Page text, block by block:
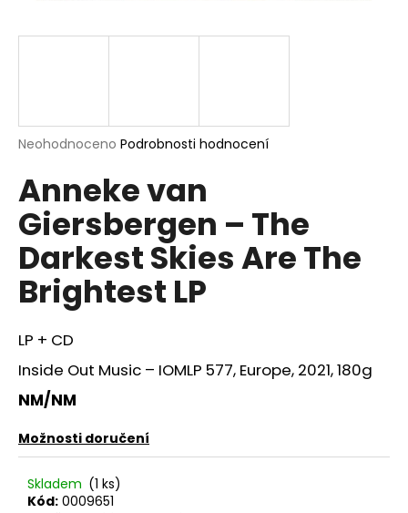
Průměrné
produktu
je
0,0
z
5
hvězdiček.
Neohodnoceno Podrobnosti hodnocení
Anneke van
Giersbergen – The
Darkest Skies Are The
Brightest LP
LP + CD
Inside Out Music – IOMLP 577, Europe, 2021, 180g
NM/NM
Možnosti doručení
Skladem (1 ks)
Kód: 0009651
j
?
D
o
p
o
r
u
č
u
j
m